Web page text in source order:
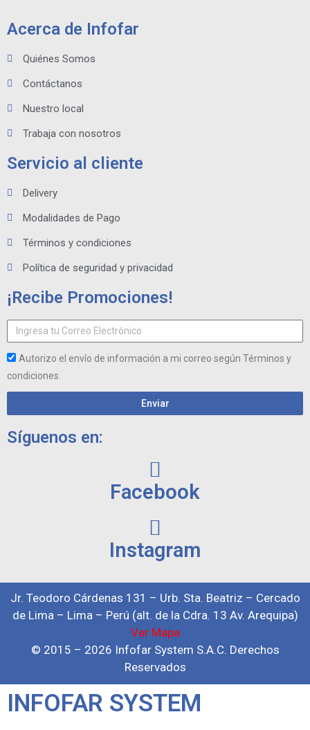
Acerca de Infofar
Quiénes Somos
Contáctanos
Nuestro local
Trabaja con nosotros
Servicio al cliente
Delivery
Modalidades de Pago
Términos y condiciones
Política de seguridad y privacidad
¡Recibe Promociones!
Autorizo el envío de información a mi correo según Términos y
condiciones.
Enviar
Síguenos en:
Facebook
Instagram
Jr. Teodoro Cárdenas 131 – Urb. Sta. Beatriz – Cercado
de Lima – Lima – Perú (alt. de la Cdra. 13 Av. Arequipa)
Ver Mapa
© 2015 – 2026 Infofar System S.A.C. Derechos
Reservados
INFOFAR SYSTEM